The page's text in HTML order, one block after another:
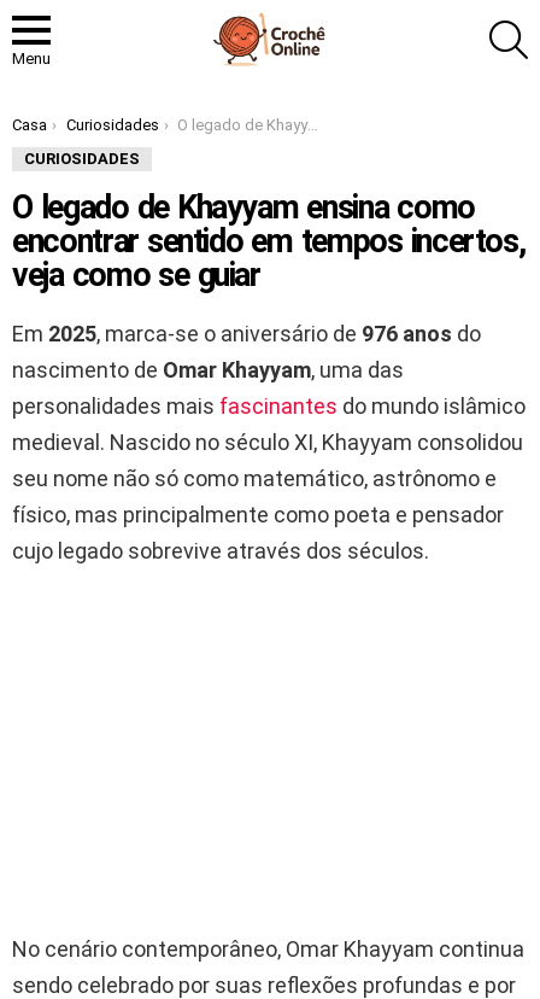
Menu
Você está aqui:
Casa Curiosidades
O legado de Khayyam ensina como encontrar sentido em tempos incertos, veja como se guiar
CURIOSIDADES
O legado de Khayyam ensina como
encontrar sentido em tempos incertos,
veja como se guiar
Em 2025, marca-se o aniversário de 976 anos do
nascimento de Omar Khayyam, uma das
personalidades mais fascinantes do mundo islâmico
medieval. Nascido no século XI, Khayyam consolidou
seu nome não só como matemático, astrônomo e
físico, mas principalmente como poeta e pensador
cujo legado sobrevive através dos séculos.
No cenário contemporâneo, Omar Khayyam continua
sendo celebrado por suas reflexões profundas e por